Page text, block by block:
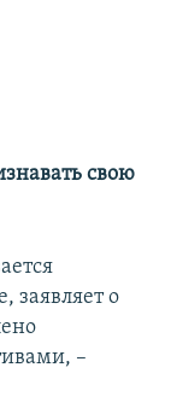
свою
заявляет о
–